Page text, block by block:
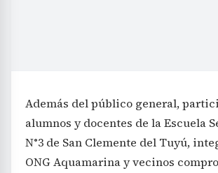
Además del público general,
alumnos y docentes de la Escuela
N°3 de San Clemente del Tuyú,
ONG Aquamarina y vecinos